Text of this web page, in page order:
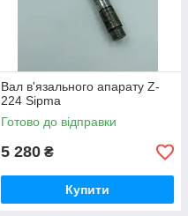
Вал в'язального апарату Z-
224 Sipma
Готово до відправки
5 280 ₴
Купити